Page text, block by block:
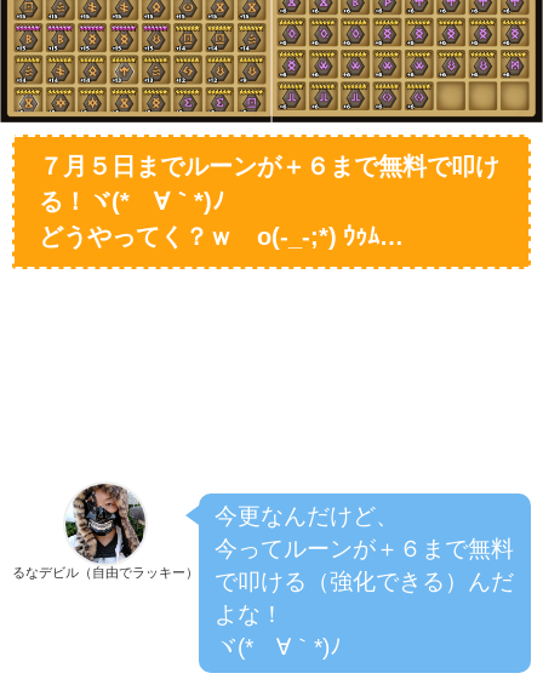
７月５日までルーンが＋６まで無料で叩け
る！ヾ(*´∀｀*)ﾉ
どうやってく？ｗ o(-_-;*) ｳｩﾑ…
るなデビル（自由でラッキー）
今更なんだけど、
今ってルーンが＋６まで無料
で叩ける（強化できる）んだ
よな！
ヾ(*´∀｀*)ﾉ